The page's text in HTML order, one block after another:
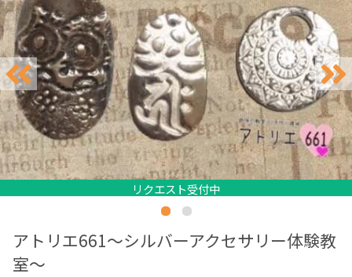
リクエスト受付中
リクエスト受付中
リクエスト受付中
アトリエ661〜シルバーアクセサリー体験教
室〜